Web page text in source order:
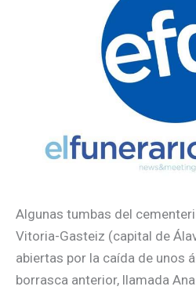
Algunas tumbas del
Vitoria-Gasteiz (capital de
abiertas por la caída de unos
borrasca anterior, llamada